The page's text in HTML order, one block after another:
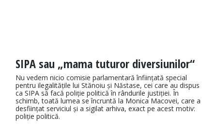
SIPA sau „mama tuturor diversiunilor“
Nu vedem nicio comisie parlamentară înființată special
pentru ilegalitățile lui Stănoiu și Năstase, cei care au dispus
ca SIPA să facă poliție politică în rândurile justiției. În
schimb, toată lumea se încruntă la Monica Macovei, care a
desființat serviciul și a sigilat arhiva, exact pe acest motiv:
poliție politică.